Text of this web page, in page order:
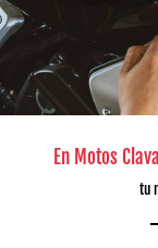
En Motos
tu